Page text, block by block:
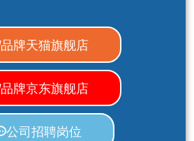
品牌天猫旗舰店
品牌京东旗舰店
公司招聘岗位